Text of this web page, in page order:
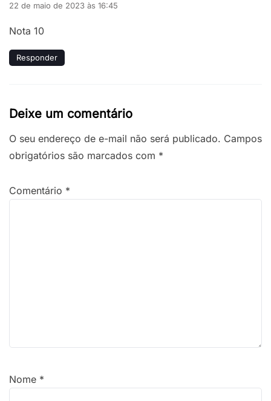
22 de maio de 2023 às 16:45
Nota 10
Responder
Deixe um comentário
O seu endereço de e-mail não será publicado. Campos
obrigatórios são marcados com *
Comentário *
Nome *